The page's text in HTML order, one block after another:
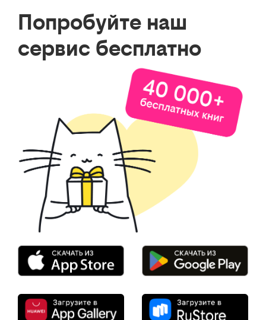
Попробуйте наш
сервис бесплатно